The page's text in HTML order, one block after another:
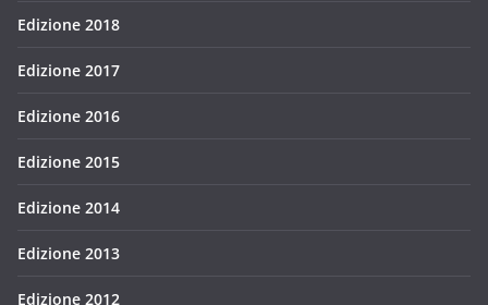
Edizione 2018
Edizione 2017
Edizione 2016
Edizione 2015
Edizione 2014
Edizione 2013
Edizione 2012